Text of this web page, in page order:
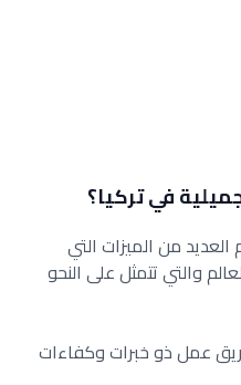
في تركيا؟
العديد من الميزات التي
والتي تتمثل على النحو
عمل ذو خبرات وكفاءات